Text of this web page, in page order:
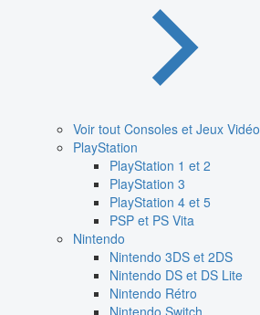
Voir tout Consoles et Jeux Vidéo
PlayStation
PlayStation 1 et 2
PlayStation 3
PlayStation 4 et 5
PSP et PS Vita
Nintendo
Nintendo 3DS et 2DS
Nintendo DS et DS Lite
Nintendo Rétro